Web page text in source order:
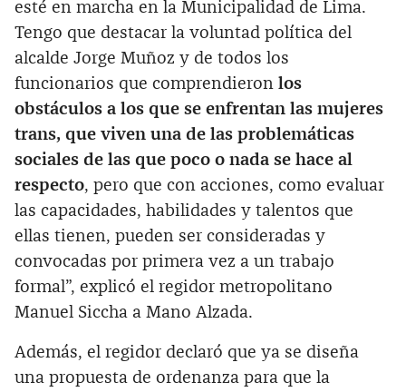
esté en marcha en la Municipalidad de Lima.
Tengo que destacar la voluntad política del
alcalde Jorge Muñoz y de todos los
funcionarios que comprendieron los
obstáculos a los que se enfrentan las mujeres
trans, que viven una de las problemáticas
sociales de las que poco o nada se hace al
respecto, pero que con acciones, como evaluar
las capacidades, habilidades y talentos que
ellas tienen, pueden ser consideradas y
convocadas por primera vez a un trabajo
formal”, explicó el regidor metropolitano
Manuel Siccha a Mano Alzada.
Además, el regidor declaró que ya se diseña
una propuesta de ordenanza para que la